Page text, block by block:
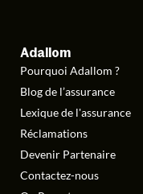
Adallom
Pourquoi Adallom ?
Blog de l’assurance
Lexique de l'assurance
Réclamations
Devenir Partenaire
Contactez-nous